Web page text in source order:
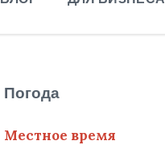
Погода
Местное время